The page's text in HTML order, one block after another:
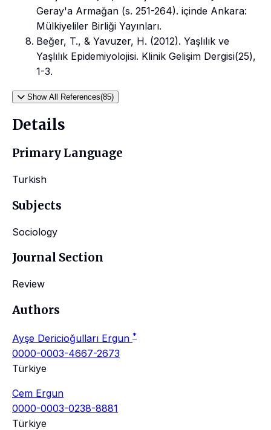
Geray'a Armağan (s. 251-264). içinde Ankara:
Mülkiyeliler Birliği Yayınları.
Beğer, T., & Yavuzer, H. (2012). Yaşlılık ve
Yaşlılık Epidemiyolojisi. Klinik Gelişim Dergisi(25),
1-3.
Show All References(85)
Details
Primary Language
Turkish
Subjects
Sociology
Journal Section
Review
Authors
Ayşe Dericioğulları Ergun *
0000-0003-4667-2673
Türkiye
Cem Ergun
0000-0003-0238-8881
Türkiye